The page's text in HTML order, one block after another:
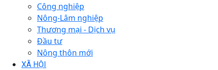
Công nghiệp
Nông-Lâm nghiệp
Thương mại - Dịch vụ
Đầu tư
Nông thôn mới
XÃ HỘI